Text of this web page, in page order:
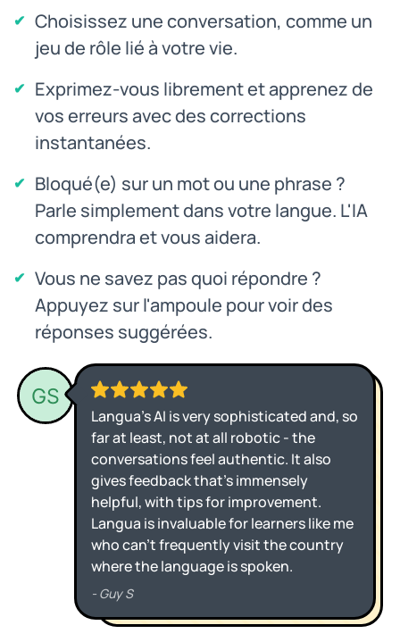
Choisissez une conversation, comme un
jeu de rôle lié à votre vie.
Exprimez-vous librement et apprenez de
vos erreurs avec des corrections
instantanées.
Bloqué(e) sur un mot ou une phrase ?
Parle simplement dans votre langue. L'IA
comprendra et vous aidera.
Vous ne savez pas quoi répondre ?
Appuyez sur l'ampoule pour voir des
réponses suggérées.